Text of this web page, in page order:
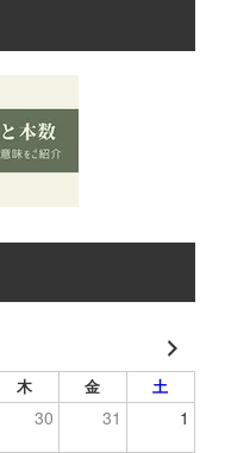
木 金 土
30 31 1